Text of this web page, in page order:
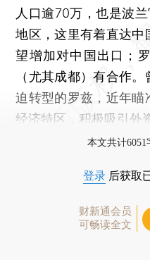
人口逾70万，也是波
地区，这里有着直达
望增加对中国出口；
（尤其成都）有合作
迫转型的罗兹，近年瞄
经济特区，积极吸引外
本文共计
登录 后获取
财新通会员
可畅读全文